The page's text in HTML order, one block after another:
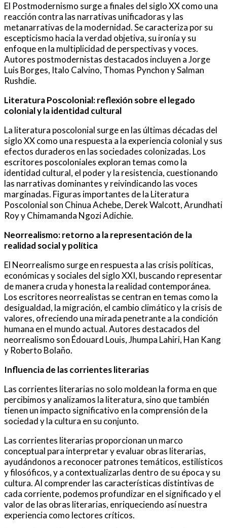
El Postmodernismo surge a finales del siglo XX como una
reacción contra las narrativas unificadoras y las
metanarrativas de la modernidad. Se caracteriza por su
escepticismo hacia la verdad objetiva, su ironía y su
enfoque en la multiplicidad de perspectivas y voces.
Autores postmodernistas destacados incluyen a Jorge
Luis Borges, Italo Calvino, Thomas Pynchon y Salman
Rushdie.
Literatura Poscolonial: reflexión sobre el legado
colonial y la identidad cultural
La literatura poscolonial surge en las últimas décadas del
siglo XX como una respuesta a la experiencia colonial y sus
efectos duraderos en las sociedades colonizadas. Los
escritores poscoloniales exploran temas como la
identidad cultural, el poder y la resistencia, cuestionando
las narrativas dominantes y reivindicando las voces
marginadas. Figuras importantes de la Literatura
Poscolonial son Chinua Achebe, Derek Walcott, Arundhati
Roy y Chimamanda Ngozi Adichie.
Neorrealismo: retorno a la representación de la
realidad social y política
El Neorrealismo surge en respuesta a las crisis políticas,
económicas y sociales del siglo XXI, buscando representar
de manera cruda y honesta la realidad contemporánea.
Los escritores neorrealistas se centran en temas como la
desigualdad, la migración, el cambio climático y la crisis de
valores, ofreciendo una mirada penetrante a la condición
humana en el mundo actual. Autores destacados del
neorrealismo son Édouard Louis, Jhumpa Lahiri, Han Kang
y Roberto Bolaño.
Influencia de las corrientes literarias
Las corrientes literarias no solo moldean la forma en que
percibimos y analizamos la literatura, sino que también
tienen un impacto significativo en la comprensión de la
sociedad y la cultura en su conjunto.
Las corrientes literarias proporcionan un marco
conceptual para interpretar y evaluar obras literarias,
ayudándonos a reconocer patrones temáticos, estilísticos
y filosóficos, y a contextualizarlas dentro de su época y su
cultura. Al comprender las características distintivas de
cada corriente, podemos profundizar en el significado y el
valor de las obras literarias, enriqueciendo así nuestra
experiencia como lectores críticos.